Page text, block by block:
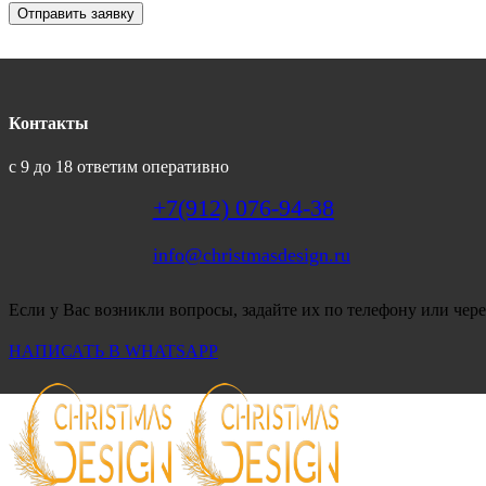
Отправить заявку
Контакты
с 9 до 18 ответим оперативно
+7(912) 076-94-38
info@christmasdesign.ru
Если у Вас возникли вопросы, задайте их по телефону или
НАПИСАТЬ В WHATSAPP